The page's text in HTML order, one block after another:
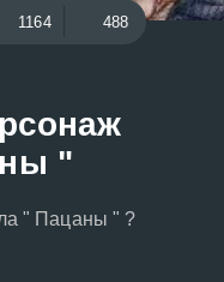
1164 488
"
" Пацаны " ?